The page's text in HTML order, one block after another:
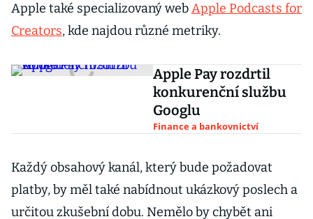
Apple také specializovaný webApple Podcasts for
Creators, kde najdou různé metriky.
Apple Pay rozdrtil
konkurenční službu
Googlu
Finance a bankovnictví
Každý obsahový kanál, který bude požadovat
platby, by měl také nabídnout ukázkový poslech a
určitou zkušební dobu. Nemělo by chybět ani